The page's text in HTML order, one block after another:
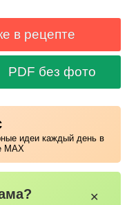
в рецепте
PDF без фото
идеи каждый день в
MAX
✕